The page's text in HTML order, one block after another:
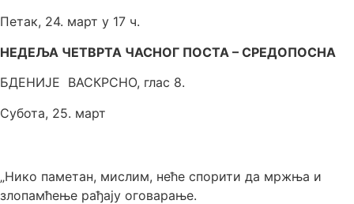
Петак, 24. март у 17 ч.
НЕДЕЉА ЧЕТВРТА ЧАСНОГ ПОСТА – СРЕДОПОСНА
БДЕНИЈЕ ВАСКРСНО, глас 8.
Субота, 25. март
„Нико паметан, мислим, неће спорити да мржња и
злопамћење рађају оговарање.